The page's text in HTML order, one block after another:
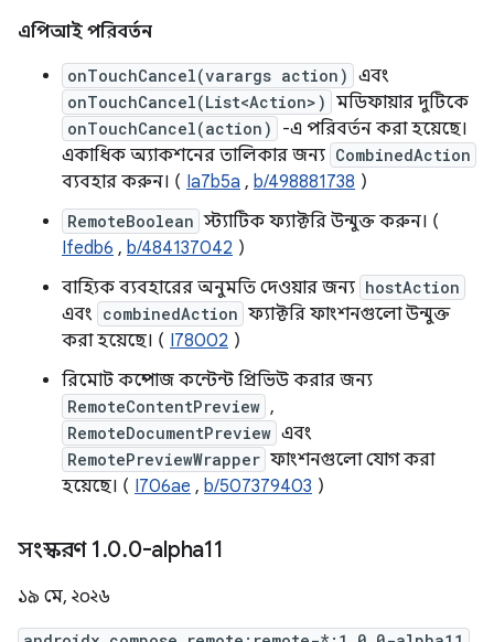
এপিআই পরিবর্তন
onTouchCancel(varargs action) এবং
onTouchCancel(List<Action>) মডিফায়ার দুটিকে
onTouchCancel(action)
-এ পরিবর্তন করা হয়েছে।
একাধিক অ্যাকশনের তালিকার জন্য CombinedAction
ব্যবহার করুন। ( Ia7b5a , b/498881738 )
RemoteBoolean স্ট্যাটিক ফ্যাক্টরি উন্মুক্ত করুন। (
Ifedb6 , b/484137042 )
বাহ্যিক ব্যবহারের অনুমতি দেওয়ার জন্য hostAction
এবং combinedAction ফ্যাক্টরি ফাংশনগুলো উন্মুক্ত
করা হয়েছে। ( I78002 )
রিমোট কম্পোজ কন্টেন্ট প্রিভিউ করার জন্য
RemoteContentPreview ,
RemoteDocumentPreview এবং
RemotePreviewWrapper ফাংশনগুলো যোগ করা
হয়েছে। ( I706ae , b/507379403 )
সংস্করণ 1.0.0-alpha11
১৯ মে, ২০২৬